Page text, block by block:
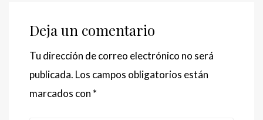
Deja un comentario
Tu dirección de correo electrónico no será
publicada. Los campos obligatorios están
marcados con *